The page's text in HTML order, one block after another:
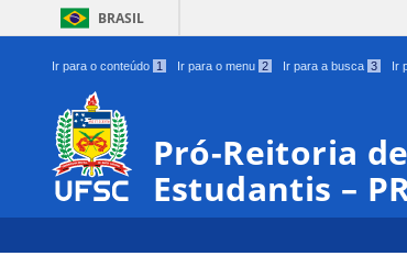
BRASIL
Ir para o conteúdo 1 Ir para o menu 2 Ir para a busca 3 Ir
Pró-Reitoria
Estudantis –